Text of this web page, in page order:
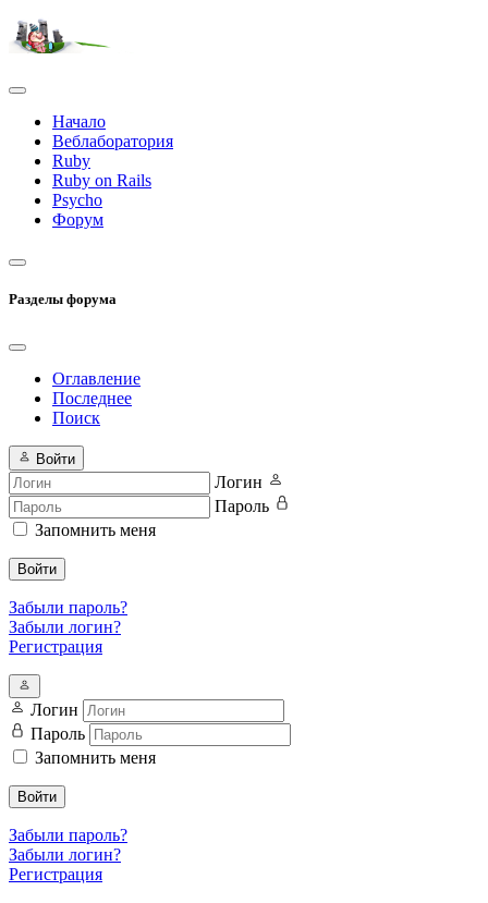
Начало
Веблаборатория
Ruby
Ruby on Rails
Psycho
Форум
Разделы форума
Оглавление
Последнее
Поиск
Войти
Логин
Пароль
Запомнить меня
Войти
Забыли пароль?
Забыли логин?
Регистрация
Логин
Пароль
Запомнить меня
Войти
Забыли пароль?
Забыли логин?
Регистрация